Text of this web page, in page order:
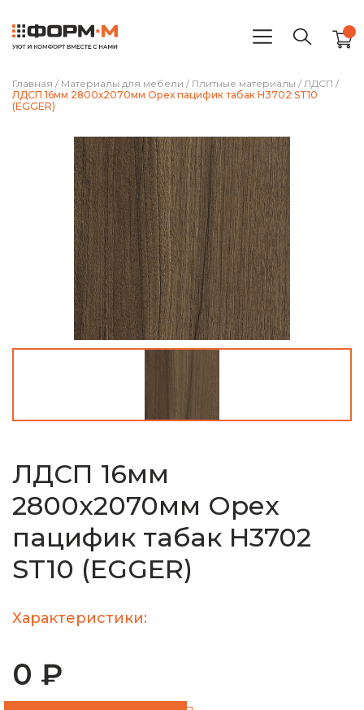
Главная / Материалы для мебели / Плитные материалы / ЛДСП /
ЛДСП 16мм 2800х2070мм Орех пацифик табак H3702 ST10
(EGGER)
ЛДСП 16мм
2800х2070мм Орех
пацифик табак H3702
ST10 (EGGER)
Характеристики:
0 ₽